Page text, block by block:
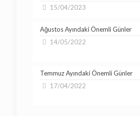
15/04/2023
Ağustos Ayındaki Önemli Günler
14/05/2022
Temmuz Ayındaki Önemli Günler
17/04/2022